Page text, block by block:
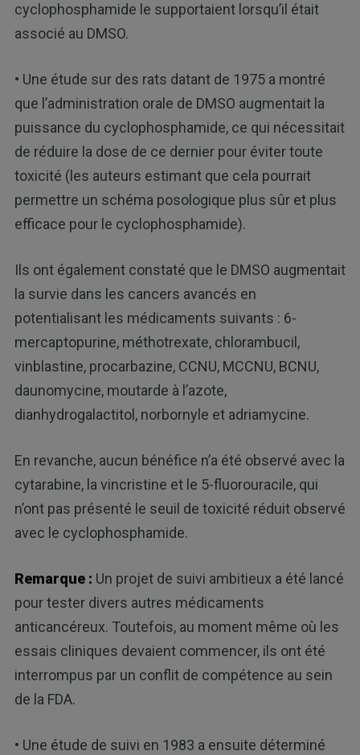
cyclophosphamide le supportaient lorsqu’il était
associé au DMSO.
• Une étude sur des rats datant de 1975 a montré
que l’administration orale de DMSO augmentait la
puissance du cyclophosphamide, ce qui nécessitait
de réduire la dose de ce dernier pour éviter toute
toxicité (les auteurs estimant que cela pourrait
permettre un schéma posologique plus sûr et plus
efficace pour le cyclophosphamide).
Ils ont également constaté que le DMSO augmentait
la survie dans les cancers avancés en
potentialisant les médicaments suivants : 6-
mercaptopurine, méthotrexate, chlorambucil,
vinblastine, procarbazine, CCNU, MCCNU, BCNU,
daunomycine, moutarde à l’azote,
dianhydrogalactitol, norbornyle et adriamycine.
En revanche, aucun bénéfice n’a été observé avec la
cytarabine, la vincristine et le 5-fluorouracile, qui
n’ont pas présenté le seuil de toxicité réduit observé
avec le cyclophosphamide.
Remarque : Un projet de suivi ambitieux a été lancé
pour tester divers autres médicaments
anticancéreux. Toutefois, au moment même où les
essais cliniques devaient commencer, ils ont été
interrompus par un conflit de compétence au sein
de la FDA.
• Une étude de suivi en 1983 a ensuite déterminé